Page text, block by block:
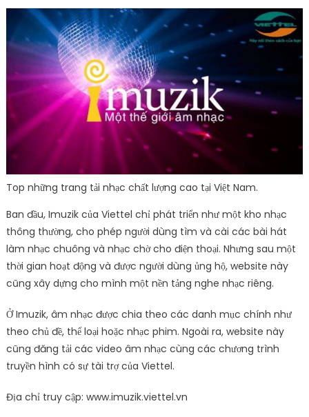
Top những trang tải nhạc chất lượng cao tại Việt Nam.
Ban đầu, Imuzik của Viettel chỉ phát triển như một kho nhạc
thông thường, cho phép người dùng tìm và cài các bài hát
làm nhạc chuông và nhạc chờ cho điện thoại. Nhưng sau một
thời gian hoạt động và được người dùng ủng hộ, website này
cũng xây dựng cho mình một nền tảng nghe nhạc riêng.
Ở Imuzik, âm nhạc được chia theo các danh mục chính như
theo chủ đề, thể loại hoặc nhạc phim. Ngoài ra, website này
cũng đăng tải các video âm nhạc cùng các chương trình
truyền hình có sự tài trợ của Viettel.
Địa chỉ truy cập: www.imuzik.viettel.vn